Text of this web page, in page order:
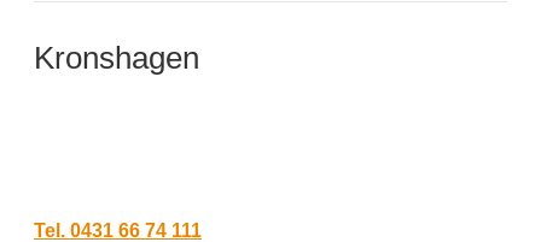
Kronshagen
Tel. 0431 66 74 111